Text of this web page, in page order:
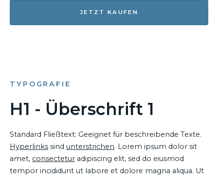
JETZT KAUFEN
TYPOGRAFIE
H1 - Überschrift 1
Standard Fließtext: Geeignet für beschreibende Texte.
Hyperlinks sind unterstrichen. Lorem ipsum dolor sit
amet, consectetur adipiscing elit, sed do eiusmod
tempor incididunt ut labore et dolore magna aliqua. Ut